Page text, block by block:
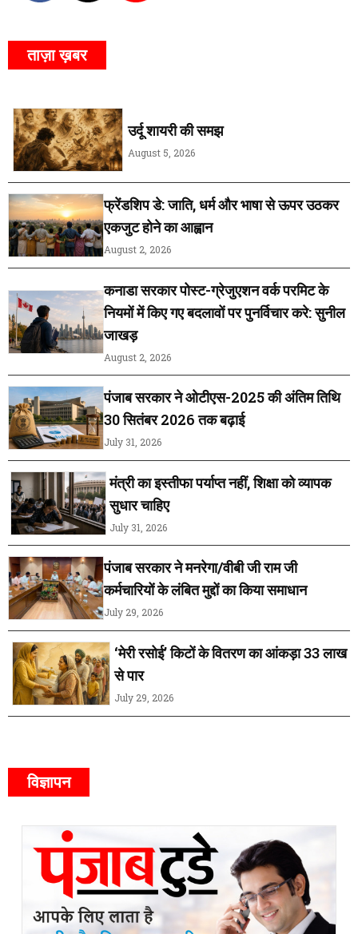
ताज़ा ख़बर
उर्दू शायरी की समझ
August 5, 2026
फ्रेंडशिप डे: जाति, धर्म और भाषा से ऊपर उठकर
एकजुट होने का आह्वान
August 2, 2026
कनाडा सरकार पोस्ट-ग्रेजुएशन वर्क परमिट के
नियमों में किए गए बदलावों पर पुनर्विचार करे: सुनील
जाखड़
August 2, 2026
पंजाब सरकार ने ओटीएस-2025 की अंतिम तिथि
30 सितंबर 2026 तक बढ़ाई
July 31, 2026
मंत्री का इस्तीफा पर्याप्त नहीं, शिक्षा को व्यापक
सुधार चाहिए
July 31, 2026
पंजाब सरकार ने मनरेगा/वीबी जी राम जी
कर्मचारियों के लंबित मुद्दों का किया समाधान
July 29, 2026
‘मेरी रसोई’ किटों के वितरण का आंकड़ा 33 लाख
से पार
July 29, 2026
विज्ञापन